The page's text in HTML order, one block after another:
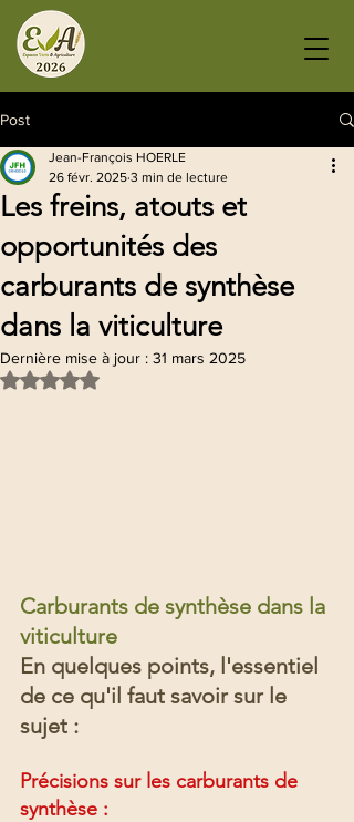
Post
Les freins, atouts et
opportunités des
carburants de synthèse
dans la viticulture
Jean-François HOERLE
26 févr. 2025 3 min de lecture
Dernière mise à jour : 31 mars 2025
Noté NaN étoiles sur 5.
Carburants de synthèse dans la
viticulture
En quelques points, l'essentiel
de ce qu'il faut savoir sur le
sujet :
Précisions sur les carburants de
synthèse :